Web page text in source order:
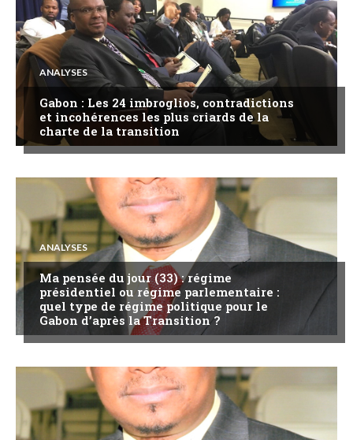
ANALYSES
Gabon : Les 24 imbroglios, contradictions
et incohérences les plus criards de la
charte de la transition
ANALYSES
Ma pensée du jour (33) : régime
présidentiel ou régime parlementaire :
quel type de régime politique pour le
Gabon d’après la Transition ?